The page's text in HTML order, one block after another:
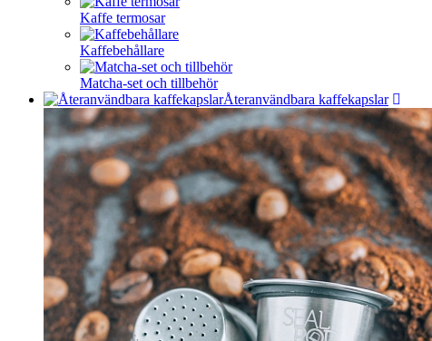
Kaffe termosar
Kaffebehållare
Matcha-set och tillbehör
Återanvändbara kaffekapslar